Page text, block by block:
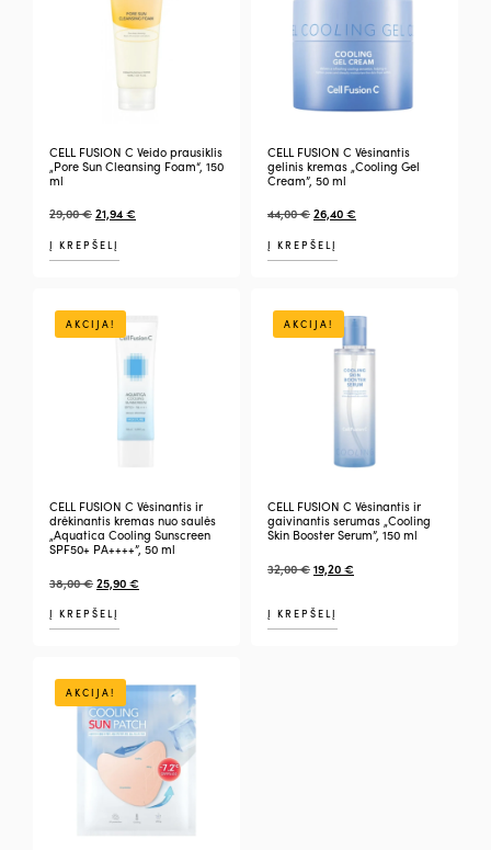
CELL FUSION C Veido prausiklis
„Pore Sun Cleansing Foam“, 150
ml
29,00€21,94€
Į KREPŠELĮ
CELL FUSION C Vėsinantis
gelinis kremas „Cooling Gel
Cream”, 50 ml
44,00€26,40€
Į KREPŠELĮ
AKCIJA!
CELL FUSION C Vėsinantis ir
drėkinantis kremas nuo saulės
„Aquatica Cooling Sunscreen
SPF50+ PA++++”, 50 ml
38,00€25,90€
Į KREPŠELĮ
AKCIJA!
CELL FUSION C Vėsinantis ir
gaivinantis serumas „Cooling
Skin Booster Serum”, 150 ml
32,00€19,20€
Į KREPŠELĮ
AKCIJA!